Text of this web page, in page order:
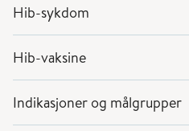
Hib-sykdom
Hib-vaksine
Indikasjoner og målgrupper